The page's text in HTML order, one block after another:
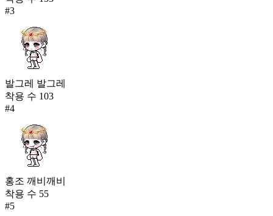
#3
발그레 발그레
착용 수 103
#4
홍조 깨비깨비
착용 수 55
#5